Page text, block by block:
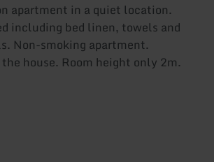
apartment in a quiet location.
including bed linen, towels and
Non-smoking apartment.
house. Room height only 2m.